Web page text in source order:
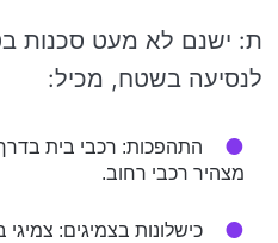
ת: ישנם לא מעט סכנות
לנסיעה בשטח, מכיל:
התהפכות: רכבי בית
מצהיר רכבי רחוב.
כישלונות בצמיגים: